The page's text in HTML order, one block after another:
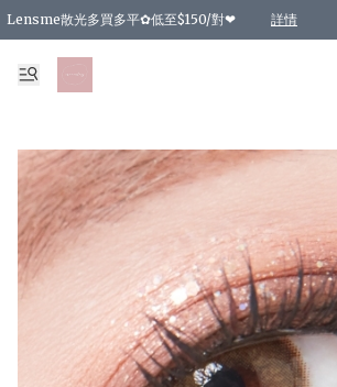
Lensme散光多買多平✿低至$150/對❤ 詳情
台灣Karacon⁩✧日拋 特價清貨❁⃘
日本韓國多款日/月拋現貨☼ 特價❤︎數量有限 售完即止
🇰🇷韓國多款月拋現貨 特價兩對$99✿數量有限 售完即止
精選商品，任選買2件或以上9 折；買4件或以上85 折；
精選商品，任選買2件HKD 140.00；買4件HKD 260.00
精選商品，任選買2件HKD 190.00；買4件HKD 360.00
精選商品，任選買2件HKD 110.00；買4件HKD 180.00
精選商品，任選買2件HKD 170.00；買4件HKD 320.00
精選商品，任選買2件或以上減HKD 148.00
精選商品，任選買2件或以上減HKD 148.00
精選商品，任選買2件或以上95 折；買4件或以上9 折
精選商品，任選買12件或以上87 折
精選商品，任選買2件或以上減HKD 16.00；買4件
精選商品，任選買2件或以上95 折；買4件或以上9 折
購物滿 HKD 800.00即享免運費優惠！（適用於 特定的